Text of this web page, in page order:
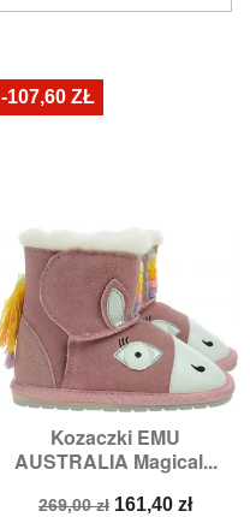
Kozaczki EMU
AUSTRALIA Magical...
Cena
269,00 zł Cena
161,40 zł
-107,60 ZŁ